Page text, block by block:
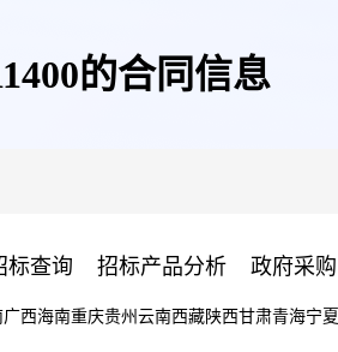
的合同信息
标查询 招标产品分析 政府采购
广西海南重庆贵州 云南西藏陕西甘肃青海宁夏